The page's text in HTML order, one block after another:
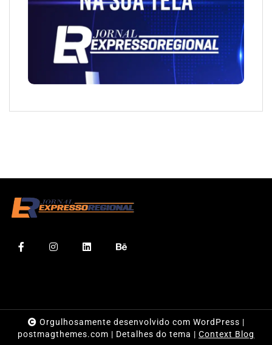
Orgulhosamente desenvolvido com WordPress |
postmagthemes.com | Detalhes do tema | Context Blog